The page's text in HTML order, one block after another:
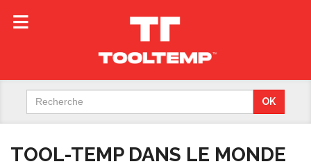
Search
OK
TOOL-TEMP DANS LE MONDE